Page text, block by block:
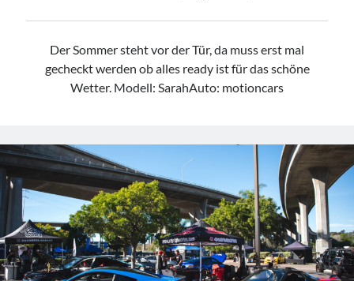
Der Sommer steht vor der Tür, da muss erst mal
gecheckt werden ob alles ready ist für das schöne
Wetter. Modell: SarahAuto: motioncars